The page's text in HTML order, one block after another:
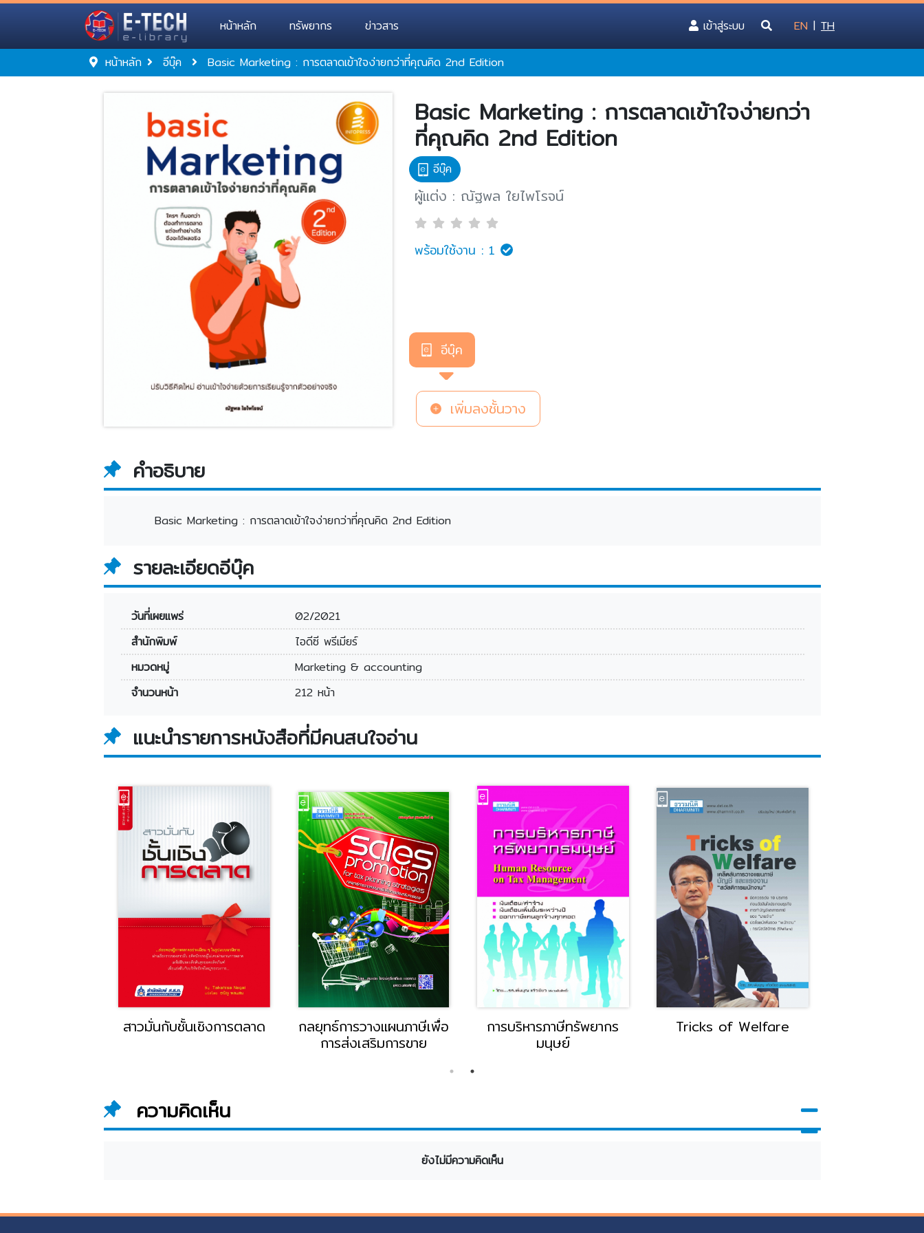
หน้าหลัก ทรัพยากร ข่าวสาร เข้าสู่ระบบ(current) EN | TH
หน้าหลัก อีบุ๊ค Basic Marketing : การตลาดเข้าใจง่ายกว่าที่คุณคิด 2nd Edition
Basic Marketing : การตลาดเข้าใจง่ายกว่า
ที่คุณคิด 2nd Edition
อีบุ๊ค
ผู้แต่ง : ณัฐพล ใยไพโรจน์
พร้อมใช้งาน : 1
อีบุ๊ค
เพิ่มลงชั้นวาง
คำอธิบาย
Basic Marketing : การตลาดเข้าใจง่ายกว่าที่คุณคิด 2nd Edition
รายละเอียดอีบุ๊ค
วันที่เผยแพร่
02/2021
สำนักพิมพ์
ไอดีซี พรีเมียร์
หมวดหมู่
Marketing & accounting
จำนวนหน้า
212 หน้า
แนะนำรายการหนังสือที่มีคนสนใจอ่าน
สาวมั่นกับชั้นเชิงการตลาด กลยุทธ์การวางแผนภาษีเพื่อ
การส่งเสริมการขาย
การบริหารภาษีทรัพยากร
มนุษย์
Tricks of Welfare
ความคิดเห็น
ยังไม่มีความคิดเห็น